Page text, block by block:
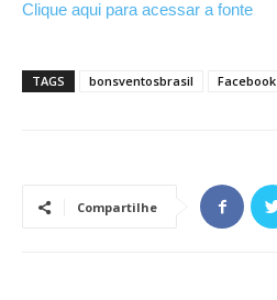
Clique aqui para acessar a fonte
TAGS bonsventosbrasil Facebook
Compartilhe